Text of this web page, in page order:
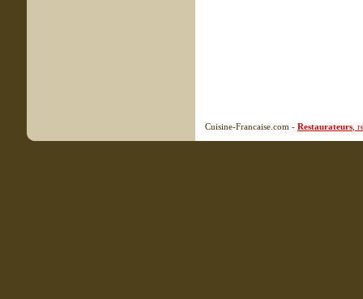
Cuisine-Francaise.com - Restaurateurs ,